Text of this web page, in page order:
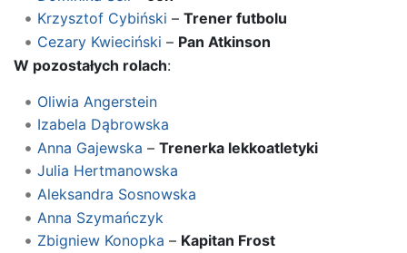
Krzysztof Cybiński – Trener futbolu
Cezary Kwieciński – Pan Atkinson
W pozostałych rolach:
Oliwia Angerstein
Izabela Dąbrowska
Anna Gajewska – Trenerka lekkoatletyki
Julia Hertmanowska
Aleksandra Sosnowska
Anna Szymańczyk
Zbigniew Konopka – Kapitan Frost